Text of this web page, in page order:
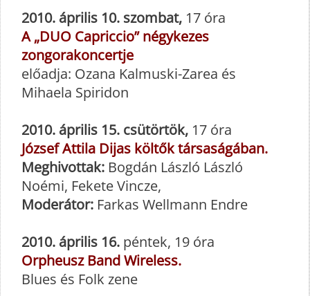
2010. április 10. szombat, 17 óra
A „DUO Capriccio” négykezes
zongorakoncertje
előadja: Ozana Kalmuski-Zarea és
Mihaela Spiridon
2010. április 15. csütörtök, 17 óra
József Attila Dijas költők társaságában.
Meghivottak: Bogdán László László
Noémi, Fekete Vincze,
Moderátor: Farkas Wellmann Endre
2010. április 16. péntek, 19 óra
Orpheusz Band Wireless.
Blues és Folk zene